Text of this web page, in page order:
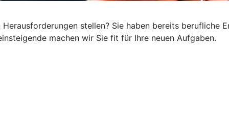
stellen? Sie haben bereits berufliche
machen wir Sie fit für Ihre neuen Aufgaben.